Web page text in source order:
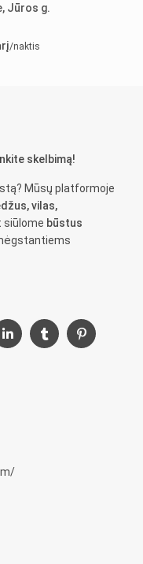
Jūros g.
/naktis
skelbimą!
Mūsų platformoje
vilas,
siūlome būstus